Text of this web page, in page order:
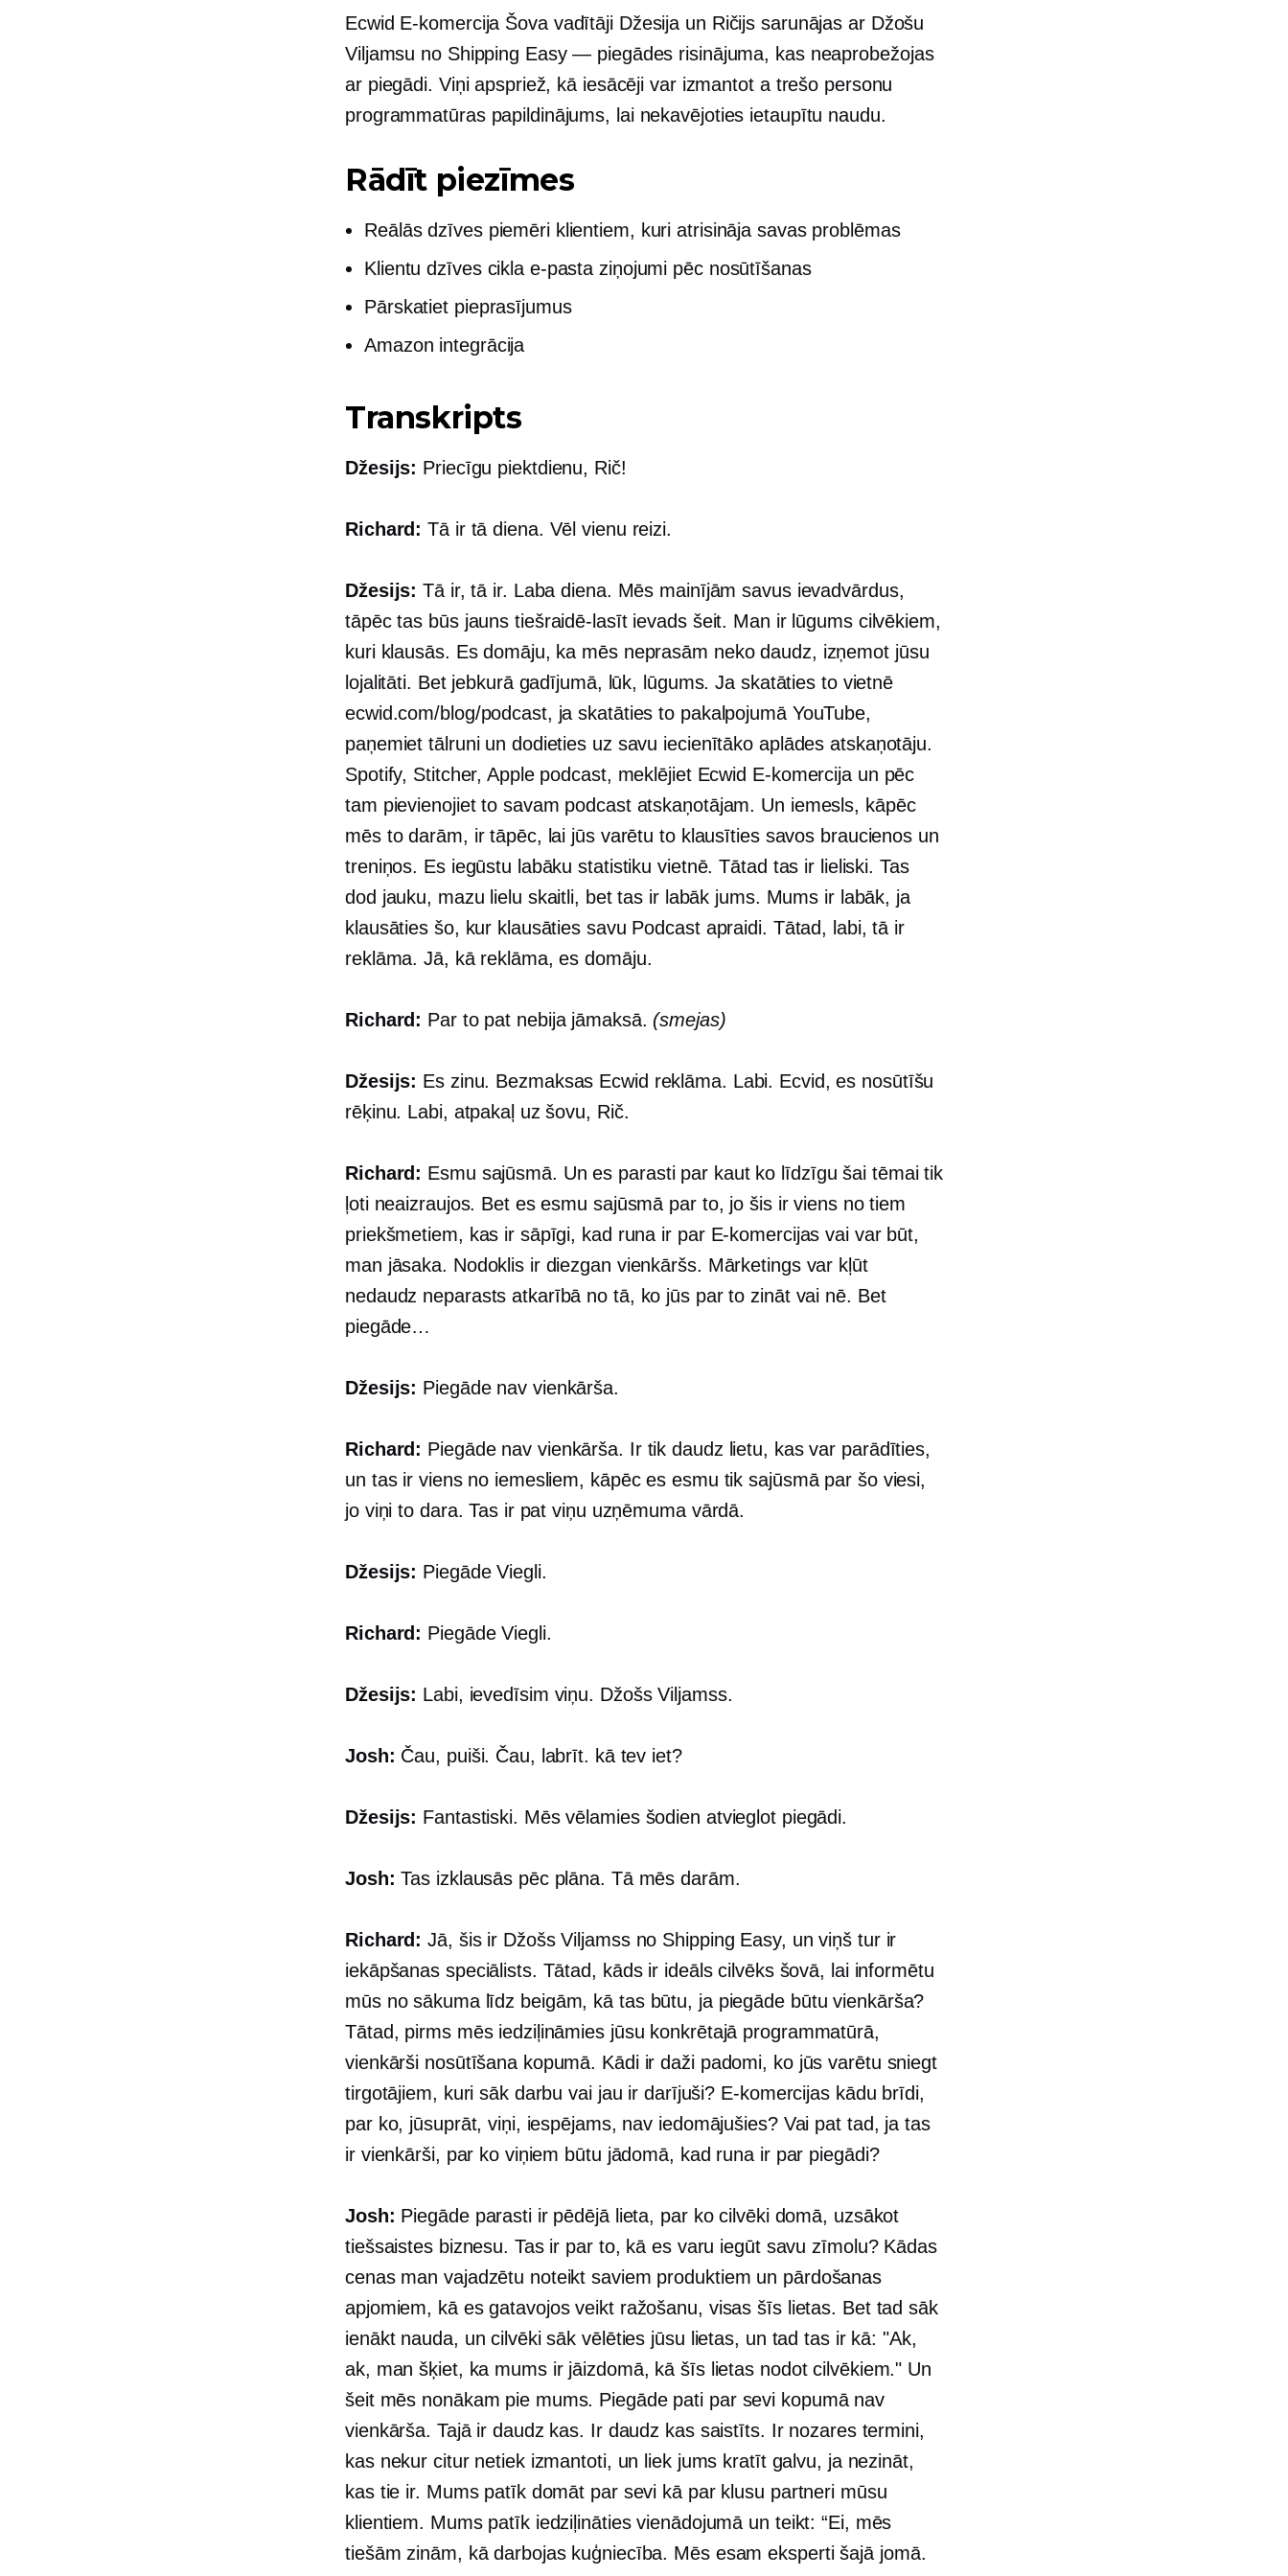
Ecwid E-komercija Šova vadītāji Džesija un Ričijs sarunājas ar Džošu
Viljamsu no Shipping Easy — piegādes risinājuma, kas neaprobežojas
ar piegādi. Viņi apspriež, kā iesācēji var izmantot a trešo personu
programmatūras papildinājums, lai nekavējoties ietaupītu naudu.
Rādīt piezīmes
Reālās dzīves piemēri klientiem, kuri atrisināja savas problēmas
Klientu dzīves cikla e-pasta ziņojumi pēc nosūtīšanas
Pārskatiet pieprasījumus
Amazon integrācija
Transkripts
Džesijs: Priecīgu piektdienu, Rič!
Richard: Tā ir tā diena. Vēl vienu reizi.
Džesijs: Tā ir, tā ir. Laba diena. Mēs mainījām savus ievadvārdus,
tāpēc tas būs jauns tiešraidē-lasītievads šeit. Man ir lūgums cilvēkiem,
kuri klausās. Es domāju, ka mēs neprasām neko daudz, izņemot jūsu
lojalitāti. Bet jebkurā gadījumā, lūk, lūgums. Ja skatāties to vietnē
ecwid.com/blog/podcast, ja skatāties to pakalpojumā YouTube,
paņemiet tālruni un dodieties uz savu iecienītāko aplādes atskaņotāju.
Spotify, Stitcher, Apple podcast, meklējiet Ecwid E-komercijaun pēc
tam pievienojiet to savam podcast atskaņotājam. Un iemesls, kāpēc
mēs to darām, ir tāpēc, lai jūs varētu to klausīties savos braucienos un
treniņos. Es iegūstu labāku statistiku vietnē. Tātad tas ir lieliski. Tas
dod jauku, mazu lielu skaitli, bet tas ir labāk jums. Mums ir labāk, ja
klausāties šo, kur klausāties savu Podcast apraidi. Tātad, labi, tā ir
reklāma. Jā, kā reklāma, es domāju.
Richard: Par to pat nebija jāmaksā. (smejas)
Džesijs: Es zinu. Bezmaksas Ecwid reklāma. Labi. Ecvid, es nosūtīšu
rēķinu. Labi, atpakaļ uz šovu, Rič.
Richard: Esmu sajūsmā. Un es parasti par kaut ko līdzīgu šai tēmai tik
ļoti neaizraujos. Bet es esmu sajūsmā par to, jo šis ir viens no tiem
priekšmetiem, kas ir sāpīgi, kad runa ir par E-komercijas vai var būt,
man jāsaka. Nodoklis ir diezgan vienkāršs. Mārketings var kļūt
nedaudz neparasts atkarībā no tā, ko jūs par to zināt vai nē. Bet
piegāde…
Džesijs: Piegāde nav vienkārša.
Richard: Piegāde nav vienkārša. Ir tik daudz lietu, kas var parādīties,
un tas ir viens no iemesliem, kāpēc es esmu tik sajūsmā par šo viesi,
jo viņi to dara. Tas ir pat viņu uzņēmuma vārdā.
Džesijs: Piegāde Viegli.
Richard: Piegāde Viegli.
Džesijs: Labi, ievedīsim viņu. Džošs Viljamss.
Josh: Čau, puiši. Čau, labrīt. kā tev iet?
Džesijs: Fantastiski. Mēs vēlamies šodien atvieglot piegādi.
Josh: Tas izklausās pēc plāna. Tā mēs darām.
Richard: Jā, šis ir Džošs Viljamss no Shipping Easy, un viņš tur ir
iekāpšanas speciālists. Tātad, kāds ir ideāls cilvēks šovā, lai informētu
mūs no sākuma līdz beigām, kā tas būtu, ja piegāde būtu vienkārša?
Tātad, pirms mēs iedziļināmies jūsu konkrētajā programmatūrā,
vienkārši nosūtīšana kopumā. Kādi ir daži padomi, ko jūs varētu sniegt
tirgotājiem, kuri sāk darbu vai jau ir darījuši? E-komercijaskādu brīdi,
par ko, jūsuprāt, viņi, iespējams, nav iedomājušies? Vai pat tad, ja tas
ir vienkārši, par ko viņiem būtu jādomā, kad runa ir par piegādi?
Josh: Piegāde parasti ir pēdējā lieta, par ko cilvēki domā, uzsākot
tiešsaistes biznesu. Tas ir par to, kā es varu iegūt savu zīmolu? Kādas
cenas man vajadzētu noteikt saviem produktiem un pārdošanas
apjomiem, kā es gatavojos veikt ražošanu, visas šīs lietas. Bet tad sāk
ienākt nauda, ​​un cilvēki sāk vēlēties jūsu lietas, un tad tas ir kā: "Ak,
ak, man šķiet, ka mums ir jāizdomā, kā šīs lietas nodot cilvēkiem." Un
šeit mēs nonākam pie mums. Piegāde pati par sevi kopumā nav
vienkārša. Tajā ir daudz kas. Ir daudz kas saistīts. Ir nozares termini,
kas nekur citur netiek izmantoti, un liek jums kratīt galvu, ja nezināt,
kas tie ir. Mums patīk domāt par sevi kā par klusu partneri mūsu
klientiem. Mums patīk iedziļināties vienādojumā un teikt: “Ei, mēs
tiešām zinām, kā darbojas kuģniecība. Mēs esam eksperti šajā jomā.